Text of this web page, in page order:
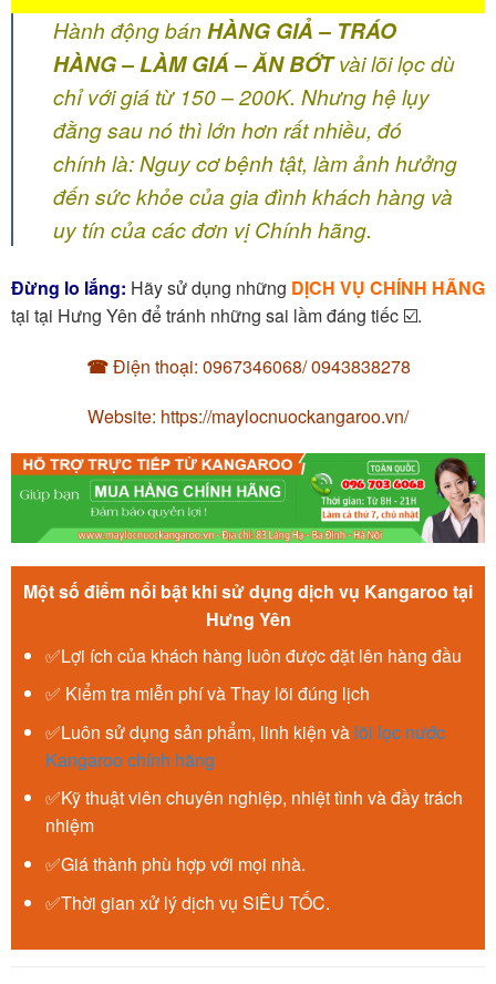
Hành động bán HÀNG GIẢ – TRÁO
HÀNG – LÀM GIÁ – ĂN BỚTvài lõi lọc dù
chỉ với giá từ 150 – 200K. Nhưng hệ lụy
đằng sau nó thì lớn hơn rất nhiều, đó
chính là: Nguy cơ bệnh tật, làm ảnh hưởng
đến sức khỏe của gia đình khách hàng và
uy tín của các đơn vị Chính hãng.
Đừng lo lắng: Hãy sử dụng những DỊCH VỤ CHÍNH HÃNG
tại tại Hưng Yên để tránh những sai lầm đáng tiếc ☑️.
☎Điện thoại: 0967346068/ 0943838278
Website: https://maylocnuockangaroo.vn/
Một số điểm nổi bật khi sử dụng dịch vụ Kangaroo tại
Hưng Yên
✅Lợi ích của khách hàng luôn được đặt lên hàng đầu
✅ Kiểm tra miễn phí và Thay lõi đúng lịch
✅Luôn sử dụng sản phẩm, linh kiện và lõi lọc nước
Kangaroo chính hãng
✅Kỹ thuật viên chuyên nghiệp, nhiệt tình và đầy trách
nhiệm
✅Giá thành phù hợp với mọi nhà.
✅Thời gian xử lý dịch vụ SIÊU TỐC.